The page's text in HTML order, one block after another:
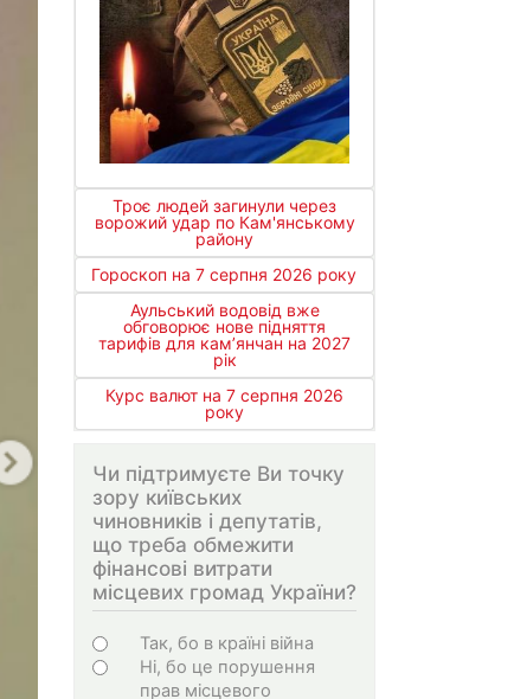
Троє людей загинули через
ворожий удар по Кам'янському
району
Гороскоп на 7 серпня 2026 року
Аульський водовід вже
обговорює нове підняття
тарифів для кам’янчан на 2027
рік
Курс валют на 7 серпня 2026
року
Чи підтримуєте Ви точку
зору київських
чиновників і депутатів,
що треба обмежити
фінансові витрати
місцевих громад України?
Choices
Так, бо в країні війна
Ні, бо це порушення
прав місцевого